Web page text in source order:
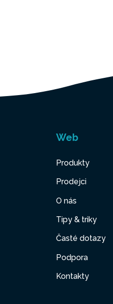
Web
Produkty
Prodejci
O nás
Tipy & triky
Časté dotazy
Podpora
Kontakty